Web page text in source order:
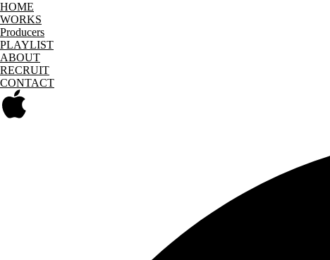
HOME
WORKS
Producers
PLAYLIST
ABOUT
RECRUIT
CONTACT